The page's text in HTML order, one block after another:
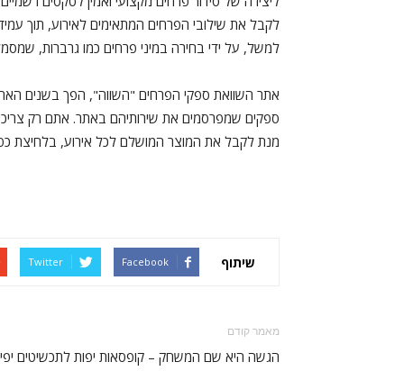
לקבל את שילובי הפרחים המתאימים לאירוע, תוך
למשל, על ידי בחירה במיני פרחים כמו גרברות,
אתר השוואת ספקי הפרחים "השווה", הפך בשנים
ספקים שמפרסמים את שירותיהם באתר. אתם רק
מנת לקבל את המוצר המושלם לכל אירוע, בלחיצת
שיתוף Facebook
Twitter
מאמר קודם
הגשה היא שם המשחק – קופסאות יפות לתכשיטים